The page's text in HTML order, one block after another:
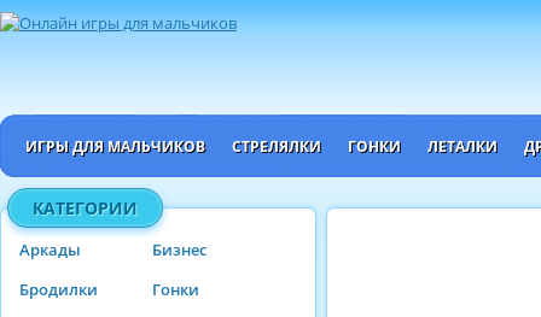
ИГРЫ ДЛЯ МАЛЬЧИКОВ СТРЕЛЯЛКИ ГОНКИ ЛЕТАЛКИ
КАТЕГОРИИ
Аркады
Бизнес
Бродилки
Гонки